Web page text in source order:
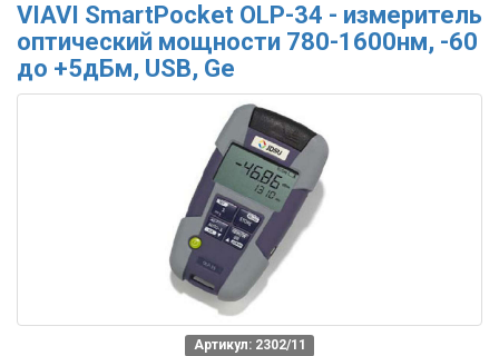
VIAVI SmartPocket OLP-34 - измеритель
оптический мощности 780-1600нм, -60
до +5дБм, USB, Ge
Артикул: 2302/11